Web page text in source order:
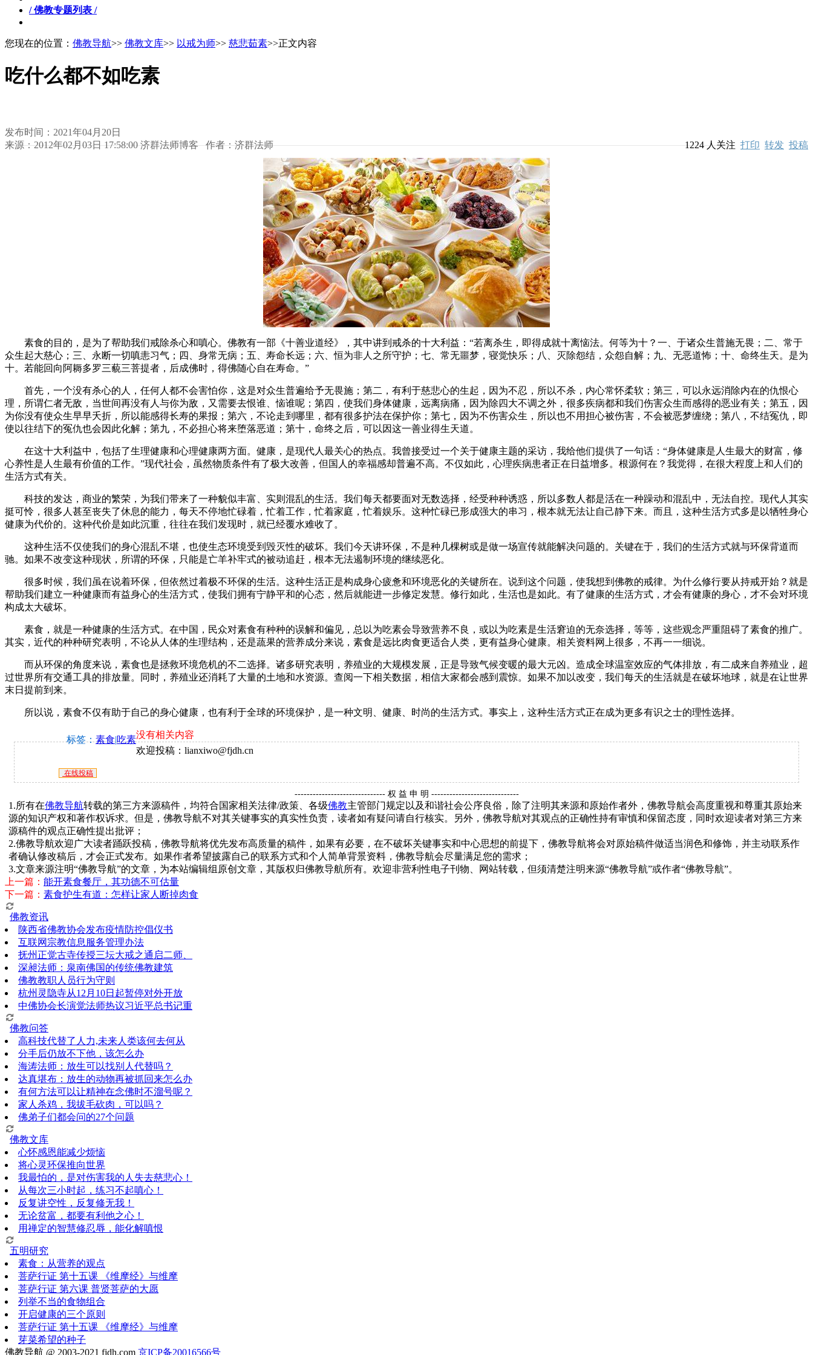
/ 佛教专题列表 /
您现在的位置： 佛教导航>> 佛教文库>> 以戒为师>> 慈悲茹素>>正文内容
吃什么都不如吃素
发布时间：2021年04月20日
来源：2012年02月03日 17:58:00 济群法师博客 作者：济群法师
1224人关注 打印 转发 投稿
素食的目的，是为了帮助我们戒除杀心和嗔心。佛教有一部《十善业道经》，其中讲到戒杀的十大利益：“若离杀生，即得成就十离恼法。何等为十？一、于诸众生普施无畏；二、常于
众生起大慈心；三、永断一切嗔恚习气；四、身常无病；五、寿命长远；六、恒为非人之所守护；七、常无噩梦，寝觉快乐；八、灭除怨结，众怨自解；九、无恶道怖；十、命终生天。是为
十。若能回向阿耨多罗三藐三菩提者，后成佛时，得佛随心自在寿命。”
首先，一个没有杀心的人，任何人都不会害怕你，这是对众生普遍给予无畏施；第二，有利于慈悲心的生起，因为不忍，所以不杀，内心常怀柔软；第三，可以永远消除内在的仇恨心
理，所谓仁者无敌，当世间再没有人与你为敌，又需要去恨谁、恼谁呢；第四，使我们身体健康，远离病痛，因为除四大不调之外，很多疾病都和我们伤害众生而感得的恶业有关；第五，因
为你没有使众生早早夭折，所以能感得长寿的果报；第六，不论走到哪里，都有很多护法在保护你；第七，因为不伤害众生，所以也不用担心被伤害，不会被恶梦缠绕；第八，不结冤仇，即
使以往结下的冤仇也会因此化解；第九，不必担心将来堕落恶道；第十，命终之后，可以因这一善业得生天道。
在这十大利益中，包括了生理健康和心理健康两方面。健康，是现代人最关心的热点。我曾接受过一个关于健康主题的采访，我给他们提供了一句话：“身体健康是人生最大的财富，修
心养性是人生最有价值的工作。”现代社会，虽然物质条件有了极大改善，但国人的幸福感却普遍不高。不仅如此，心理疾病患者正在日益增多。根源何在？我觉得，在很大程度上和人们的
生活方式有关。
科技的发达，商业的繁荣，为我们带来了一种貌似丰富、实则混乱的生活。我们每天都要面对无数选择，经受种种诱惑，所以多数人都是活在一种躁动和混乱中，无法自控。现代人其实
挺可怜，很多人甚至丧失了休息的能力，每天不停地忙碌着，忙着工作，忙着家庭，忙着娱乐。这种忙碌已形成强大的串习，根本就无法让自己静下来。而且，这种生活方式多是以牺牲身心
健康为代价的。这种代价是如此沉重，往往在我们发现时，就已经覆水难收了。
这种生活不仅使我们的身心混乱不堪，也使生态环境受到毁灭性的破坏。我们今天讲环保，不是种几棵树或是做一场宣传就能解决问题的。关键在于，我们的生活方式就与环保背道而
驰。如果不改变这种现状，所谓的环保，只能是亡羊补牢式的被动追赶，根本无法遏制环境的继续恶化。
很多时候，我们虽在说着环保，但依然过着极不环保的生活。这种生活正是构成身心疲惫和环境恶化的关键所在。说到这个问题，使我想到佛教的戒律。为什么修行要从持戒开始？就是
帮助我们建立一种健康而有益身心的生活方式，使我们拥有宁静平和的心态，然后就能进一步修定发慧。修行如此，生活也是如此。有了健康的生活方式，才会有健康的身心，才不会对环境
构成太大破坏。
素食，就是一种健康的生活方式。在中国，民众对素食有种种的误解和偏见，总以为吃素会导致营养不良，或以为吃素是生活窘迫的无奈选择，等等，这些观念严重阻碍了素食的推广。
其实，近代的种种研究表明，不论从人体的生理结构，还是蔬果的营养成分来说，素食是远比肉食更适合人类，更有益身心健康。相关资料网上很多，不再一一细说。
而从环保的角度来说，素食也是拯救环境危机的不二选择。诸多研究表明，养殖业的大规模发展，正是导致气候变暖的最大元凶。造成全球温室效应的气体排放，有二成来自养殖业，超
过世界所有交通工具的排放量。同时，养殖业还消耗了大量的土地和水资源。查阅一下相关数据，相信大家都会感到震惊。如果不加以改变，我们每天的生活就是在破坏地球，就是在让世界
末日提前到来。
所以说，素食不仅有助于自己的身心健康，也有利于全球的环境保护，是一种文明、健康、时尚的生活方式。事实上，这种生活方式正在成为更多有识之士的理性选择。
标签：素食|吃素没有相关内容
欢迎投稿：lianxiwo@fjdh.cn
在线投稿
------------------------------ 权 益 申 明 -----------------------------
1.所有在佛教导航转载的第三方来源稿件，均符合国家相关法律/政策、各级佛教主管部门规定以及和谐社会公序良俗，除了注明其来源和原始作者外，佛教导航会高度重视和尊重其原始来
源的知识产权和著作权诉求。但是，佛教导航不对其关键事实的真实性负责，读者如有疑问请自行核实。另外，佛教导航对其观点的正确性持有审慎和保留态度，同时欢迎读者对第三方来
源稿件的观点正确性提出批评；
2.佛教导航欢迎广大读者踊跃投稿，佛教导航将优先发布高质量的稿件，如果有必要，在不破坏关键事实和中心思想的前提下，佛教导航将会对原始稿件做适当润色和修饰，并主动联系作
者确认修改稿后，才会正式发布。如果作者希望披露自己的联系方式和个人简单背景资料，佛教导航会尽量满足您的需求；
3.文章来源注明“佛教导航”的文章，为本站编辑组原创文章，其版权归佛教导航所有。欢迎非营利性电子刊物、网站转载，但须清楚注明来源“佛教导航”或作者“佛教导航”。
上一篇： 能开素食餐厅，其功德不可估量
下一篇： 素食护生有道：怎样让家人断掉肉食
佛教资讯
陕西省佛教协会发布疫情防控倡仪书
互联网宗教信息服务管理办法
抚州正觉古寺传授三坛大戒之通启二师、
深昶法师：泉南佛国的传统佛教建筑
佛教教职人员行为守则
杭州灵隐寺从12月10日起暂停对外开放
中佛协会长演觉法师热议习近平总书记重
佛教问答
高科技代替了人力,未来人类该何去何从
分手后仍放不下他，该怎么办
海涛法师：放生可以找别人代替吗？
达真堪布：放生的动物再被抓回来怎么办
有何方法可以让精神在念佛时不溜号呢？
家人杀鸡，我拔毛砍肉，可以吗？
佛弟子们都会问的27个问题
佛教文库
心怀感恩能减少烦恼
将心灵环保推向世界
我最怕的，是对伤害我的人失去慈悲心！
从每次三小时起，练习不起嗔心！
反复讲空性，反复修无我！
无论贫富，都要有利他之心！
用禅定的智慧修忍辱，能化解嗔恨
五明研究
素食：从营养的观点
菩萨行证 第十五课 《维摩经》与维摩
菩萨行证 第六课 普贤菩萨的大愿
列举不当的食物组合
开启健康的三个原则
菩萨行证 第十五课 《维摩经》与维摩
芽菜希望的种子
佛教导航 @ 2003-2021 fjdh.com 京ICP备20016566号